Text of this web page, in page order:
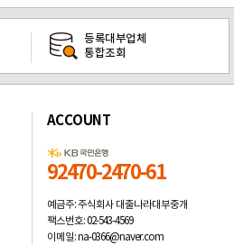
등록대부업체
통합조회
ACCOUNT
92470-2470-61
예금주: 주식회사 대출나라대부중개
팩스번호: 02-543-4569
이메일: na-0366@naver.com